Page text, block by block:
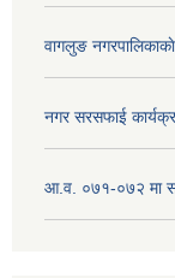
वागलुङ
नगर सरसफाई
आ.व. ०७१-०७२ मा